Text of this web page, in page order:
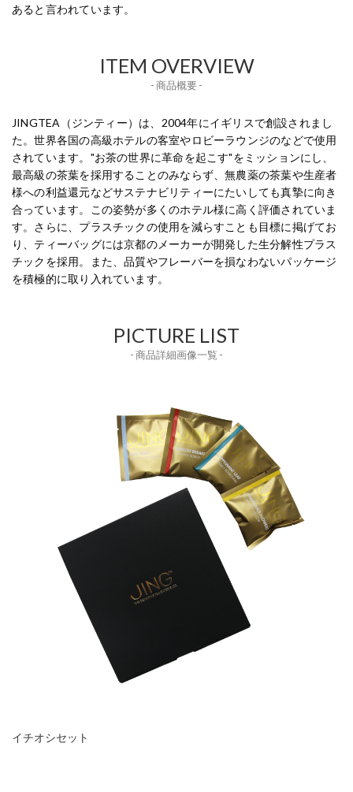
あると言われています。
ITEM OVERVIEW
- 商品概要 -
JINGTEA（ジンティー）は、2004年にイギリスで創設されまし
た。世界各国の高級ホテルの客室やロビーラウンジのなどで使用
されています。"お茶の世界に革命を起こす"をミッションにし、
最高級の茶葉を採用することのみならず、無農薬の茶葉や生産者
様への利益還元などサステナビリティーにたいしても真摯に向き
合っています。この姿勢が多くのホテル様に高く評価されていま
す。さらに、プラスチックの使用を減らすことも目標に掲げてお
り、ティーバッグには京都のメーカーが開発した生分解性プラス
チックを採用。また、品質やフレーバーを損なわないパッケージ
を積極的に取り入れています。
PICTURE LIST
- 商品詳細画像一覧 -
イチオシセット